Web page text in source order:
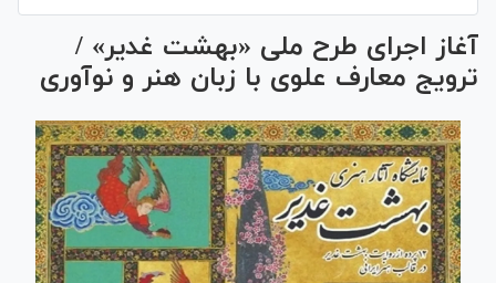
آغاز اجرای طرح ملی «بهشت غدیر» /
ترویج معارف علوی با زبان هنر و نوآوری